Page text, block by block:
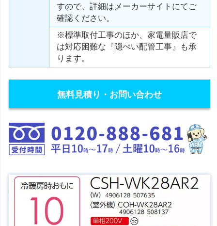
すので、詳細はメーカーサイトにてご
確認ください。
※標準取付工事のほか、家電量販店で
は対応困難な『隠ぺい配管工事』も承
ります。
無料見積り・お問い合わせ